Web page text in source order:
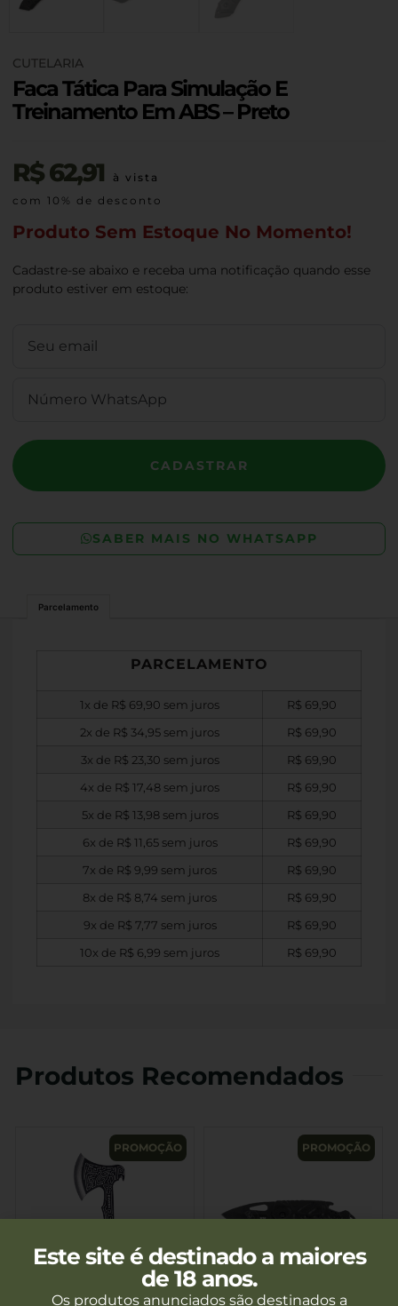
CUTELARIA
Faca Tática Para Simulação E
Treinamento Em ABS – Preto
R$62,91
à vista
com 10% de desconto
Produto Sem Estoque No Momento!
Cadastre-se abaixo e receba uma notificação quando esse
produto estiver em estoque:
CADASTRAR
SABER MAIS NO WHATSAPP
Parcelamento
PARCELAMENTO
1x de R$ 69,90 sem juros R$ 69,90
2x de R$ 34,95 sem juros R$ 69,90
3x de R$ 23,30 sem juros R$ 69,90
4x de R$ 17,48 sem juros R$ 69,90
5x de R$ 13,98sem juros R$ 69,90
6x de R$ 11,65sem juros R$ 69,90
7x de R$ 9,99 sem juros R$ 69,90
8x de R$ 8,74 sem juros R$ 69,90
9x de R$ 7,77 sem juros R$ 69,90
10x de R$ 6,99 sem juros R$ 69,90
Produtos Recomendados
PROMOÇÃO PROMOÇÃO
Este site é destinado a maiores
de 18 anos.
Os produtos anunciados são destinados a